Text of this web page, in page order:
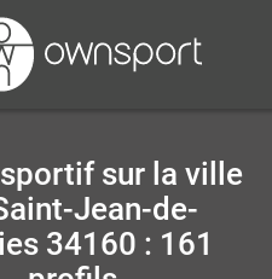
sur la ville
Jean-de-
34160 : 161